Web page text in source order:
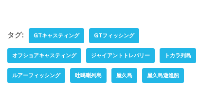
タグ: GTキャスティング GTフィッシング
オフショアキャスティング ジャイアントトレバリー トカラ列島
ルアーフィッシング 吐噶喇列島 屋久島 屋久島遊漁船